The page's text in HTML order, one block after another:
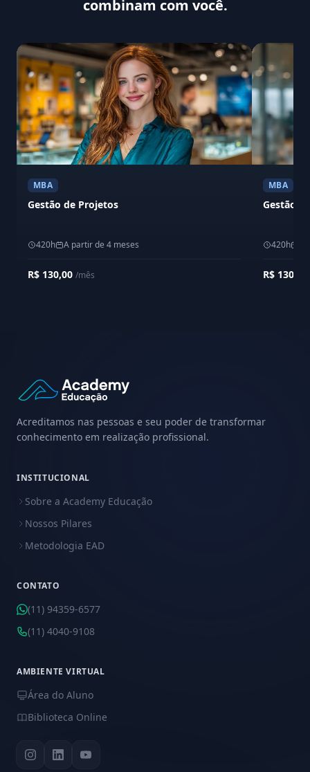
combinam com você.
MBA
Gestão de Projetos
420h A partir de 4 meses
R$ 130,00 /mês
MBA
Gestão
420h
R$ 130,00
Acreditamos nas pessoas e seu poder de transformar
conhecimento em realização profissional.
INSTITUCIONAL
Sobre a Academy Educação
Nossos Pilares
Metodologia EAD
CONTATO
(11) 94359-6577
(11) 4040-9108
AMBIENTE VIRTUAL
Área do Aluno
Biblioteca Online